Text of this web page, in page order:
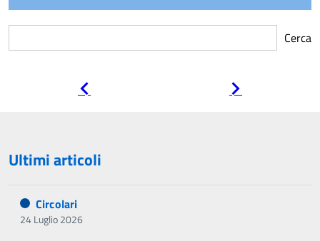
Cerca
Ultimi articoli
Circolari
24 Luglio 2026